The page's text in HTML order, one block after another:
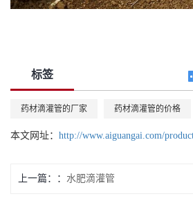
标签
药材滴灌管的厂家 药材滴灌管的价格
本文网址： http://www.aiguangai.com/
上一篇： 水肥滴灌管